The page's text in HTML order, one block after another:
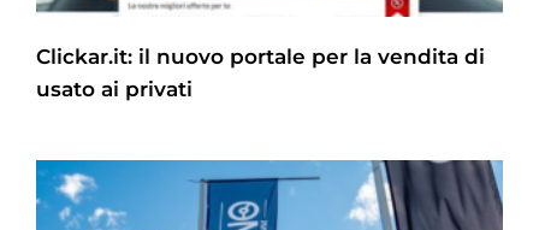
Clickar.it: il nuovo portale per la vendita di
usato ai privati